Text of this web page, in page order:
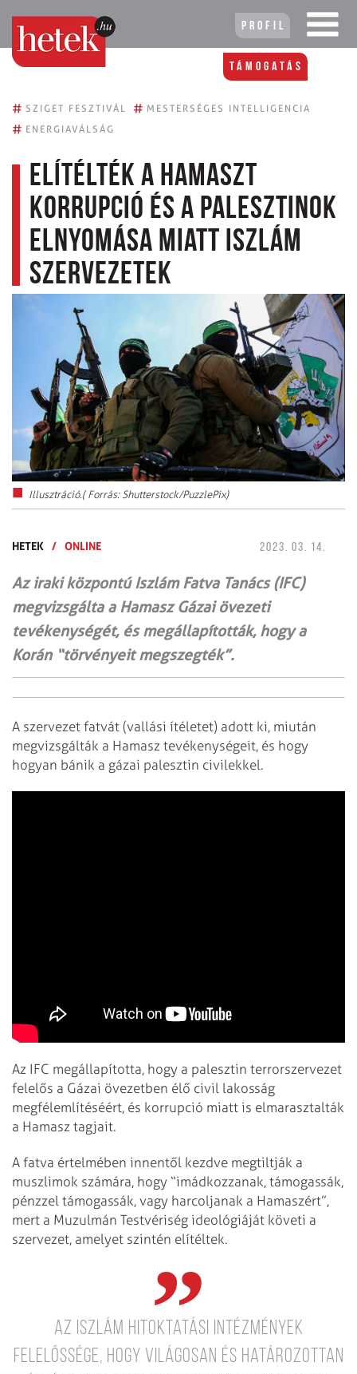
Profil
Támogatás
# SZIGET FESZTIVÁL # MESTERSÉGES INTELLIGENCIA
# ENERGIAVÁLSÁG
Elítélték a Hamaszt
korrupció és a palesztinok
elnyomása miatt iszlám
szervezetek
Illusztráció.( Forrás: Shutterstock/PuzzlePix)
HETEK / ONLINE 2023. 03. 14.
Az iraki központú Iszlám Fatva Tanács (IFC)
megvizsgálta a Hamasz Gázai övezeti
tevékenységét, és megállapították, hogy a
Korán “törvényeit megszegték”.
A szervezet fatvát (vallási ítéletet) adott ki, miután
megvizsgálták a Hamasz tevékenységeit, és hogy
hogyan bánik a gázai palesztin civilekkel.
Az IFC megállapította, hogy a palesztin terrorszervezet
felelős a Gázai övezetben élő civil lakosság
megfélemlítéséért, és korrupció miatt is elmarasztalták
a Hamasz tagjait.
A fatva értelmében innentől kezdve megtiltják a
muszlimok számára, hogy “imádkozzanak, támogassák,
pénzzel támogassák, vagy harcoljanak a Hamaszért”,
mert a Muzulmán Testvériség ideológiáját követi a
szervezet, amelyet szintén elítéltek.
Az iszlám hitoktatási intézmények
felelőssége, hogy világosan és határozottan